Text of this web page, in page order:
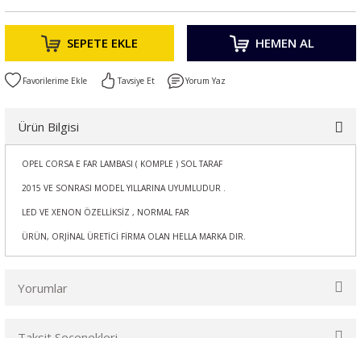
SEPETE EKLE HEMEN AL
Tavsiye Et Yorum Yaz
Ürün Bilgisi
OPEL CORSA E FAR LAMBASI ( KOMPLE ) SOL TARAF
2015 VE SONRASI MODEL YILLARINA UYUMLUDUR .
LED VE XENON ÖZELLİKSİZ , NORMAL FAR
ÜRÜN, ORJİNAL ÜRETİCİ FİRMA OLAN HELLA MARKA DIR.
Yorumlar